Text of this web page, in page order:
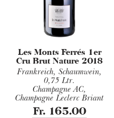
Les Monts Ferrés 1er
Cru Brut Nature 2018
Frankreich, Schaumwein,
0,75 Ltr.
Champagne AC,
Champagne Leclerc Briant
Fr. 165.00